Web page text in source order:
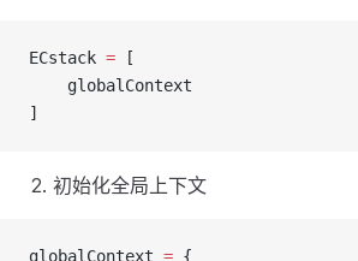
ECstack = [
    globalContext
]
初始化全局上下文
globalContext = {